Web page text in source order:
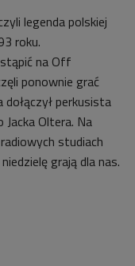
legenda polskiej
roku.
na Off
ponownie grać
perkusista
Oltera. Na
studiach
grają dla nas.